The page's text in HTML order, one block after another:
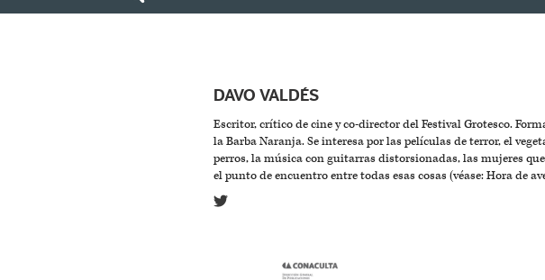
DAVO VALDÉS
Escritor, crítico de cine y co-director del Festival Grotesco.
la Barba Naranja. Se interesa por las películas de terror, el
perros, la música con guitarras distorsionadas, las mujeres
el punto de encuentro entre todas esas cosas (véase: Hora de